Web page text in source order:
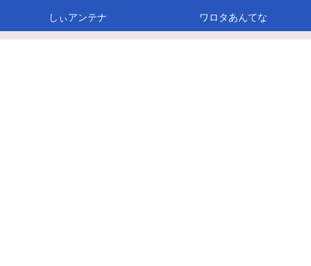
しぃアンテナ ワロタあんてな